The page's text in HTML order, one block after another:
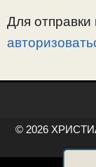
Для
© 2026